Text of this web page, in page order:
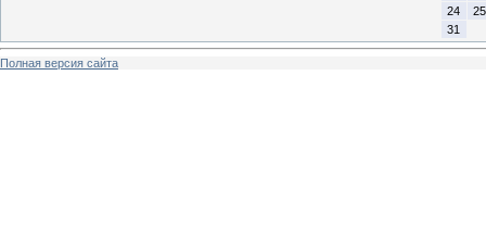
24
25
31
Полная версия сайта